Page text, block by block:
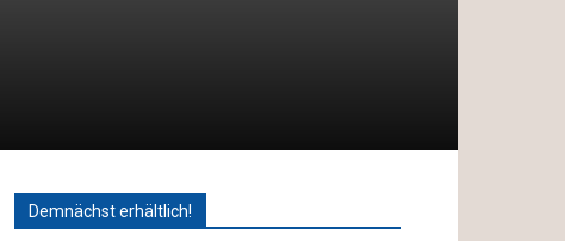
Demnächst erhältlich!